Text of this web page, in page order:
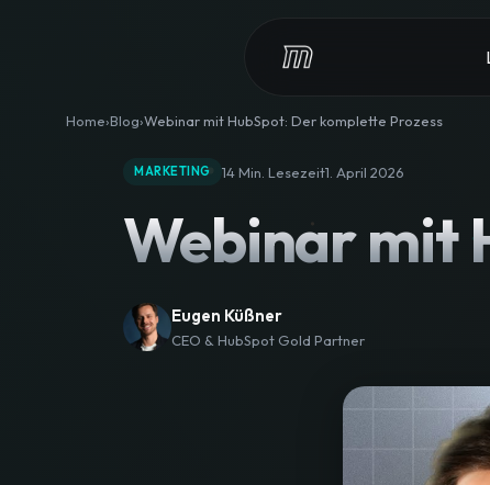
Home Blog Webinar mit HubSpot: Der komplette Prozess
MARKETING 14 Min. Lesezeit1. April 2026
Webinar mit
Eugen Küßner
CEO & HubSpot Gold Partner